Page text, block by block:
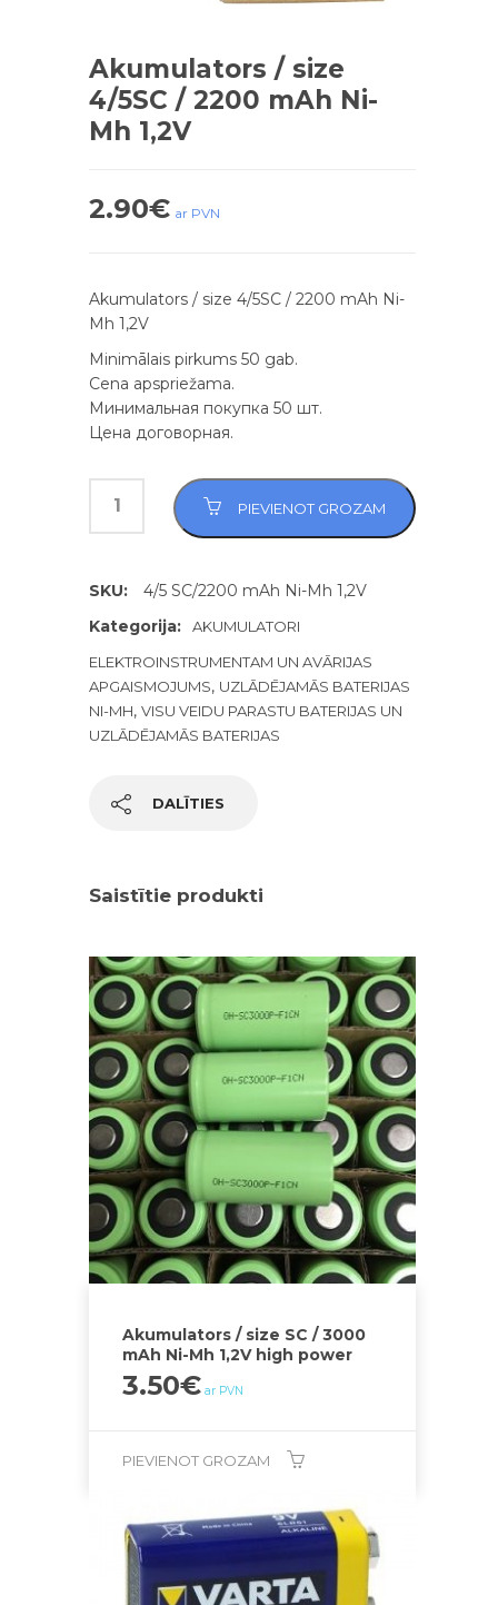
Akumulators / size
4/5SC / 2200 mAh Ni-
Mh 1,2V
2.90€ ar PVN
Akumulators / size 4/5SC / 2200 mAh Ni-
Mh 1,2V
Minimālais pirkums 50 gab.
Cena apspriežama.
Минимальная покупка 50 шт.
Цена договорная.
PIEVIENOT GROZAM
SKU:
4/5 SC/2200 mAh Ni-Mh 1,2V
Kategorija:
AKUMULATORI
ELEKTROINSTRUMENTAM UN AVĀRIJAS
APGAISMOJUMS, UZLĀDĒJAMĀS BATERIJAS
NI-MH, VISU VEIDU PARASTU BATERIJAS UN
UZLĀDĒJAMĀS BATERIJAS
DALĪTIES
Saistītie produkti
Akumulators / size SC / 3000
mAh Ni-Mh 1,2V high power
3.50€ ar PVN
PIEVIENOT GROZAM